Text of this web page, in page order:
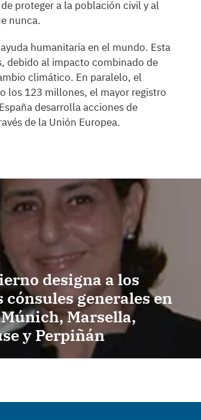
proteger a la población civil y al
nunca.
humanitaria en el mundo. Esta
debido al impacto combinado de
climático. En paralelo, el
los 123 millones, el mayor registro
desarrolla acciones de
de la Unión Europea.
designa a los
cónsules generales en
Marsella,
y Perpiñán